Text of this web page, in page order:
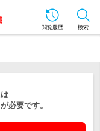
閲覧履歴 検索
必要です。